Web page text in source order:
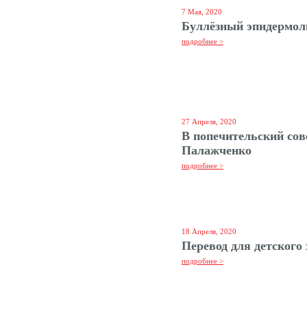
7 Мая, 2020
Буллёзный
подробнее >
27 Апреля, 2020
В попечительский
Палажченко
подробнее >
18 Апреля, 2020
Перевод для
подробнее >